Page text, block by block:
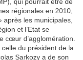
régionales en 2010,
les municipales,
et l’Etat se
cœur d’agglomération.
du président de la
Sarkozy a de son